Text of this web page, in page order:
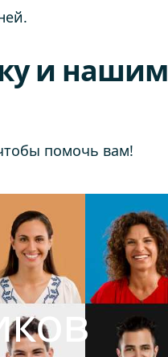
и нашим
помочь вам!